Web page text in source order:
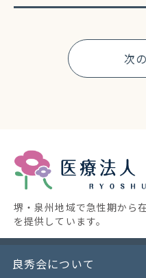
次
堺・泉州地域で急性期から
を提供しています。
良秀会について